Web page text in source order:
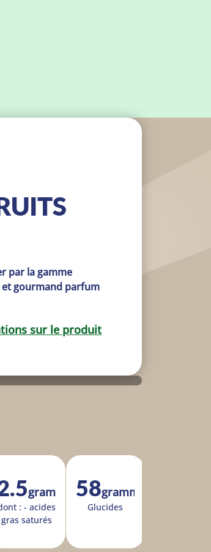
par la gamme
et gourmand parfum
sur le produit
grammes
: - acides
gras sa­tu­rés
58grammes
Glu­cides